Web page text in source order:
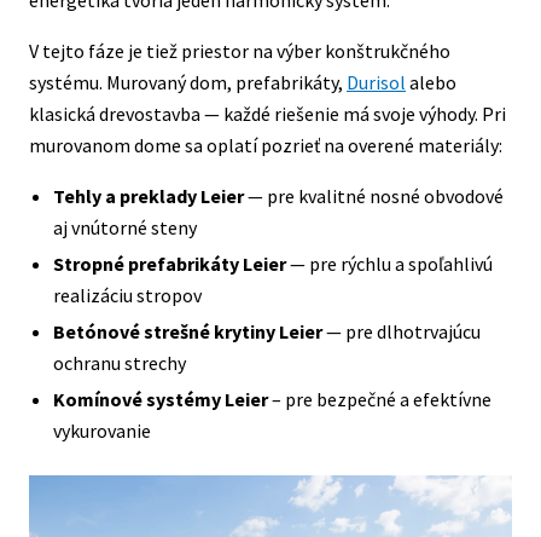
V tejto fáze je tiež priestor na výber konštrukčného
systému. Murovaný dom, prefabrikáty, Durisol alebo
klasická drevostavba — každé riešenie má svoje výhody. Pri
murovanom dome sa oplatí pozrieť na overené materiály:
Tehly a preklady Leier— pre kvalitné nosné obvodové
aj vnútorné steny
Stropné prefabrikáty Leier— pre rýchlu a spoľahlivú
realizáciu stropov
Betónové strešné krytiny Leier— pre dlhotrvajúcu
ochranu strechy
Komínové systémy Leier– pre bezpečné a efektívne
vykurovanie